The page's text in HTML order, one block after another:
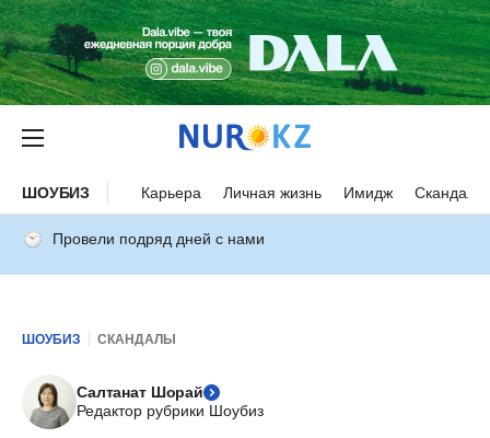
ШОУБИЗ Карьера Личная жизнь Имидж Скандалы
Провели подряд дней с нами
ШОУБИЗ СКАНДАЛЫ
Салтанат Шорай
Редактор рубрики Шоубиз